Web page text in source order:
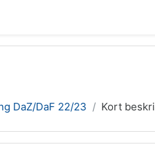
DaZ/DaF 22/23 Kort